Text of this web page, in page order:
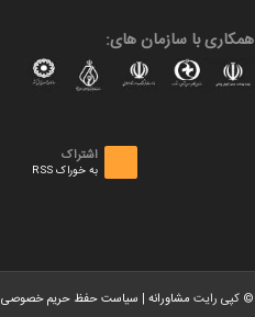
همکاری با سازمان های:
اشتراک
به خوراک RSS
© کپی رایت مشاورانه | سیاست حفظ حریم خصوصی